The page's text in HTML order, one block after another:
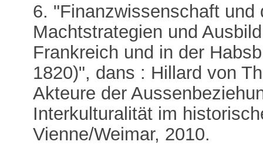
6. "Finanzwissenschaft
Machtstrategien und
Frankreich und in der
1820)", dans : Hillard von
Akteure der
Interkulturalität im
Vienne/Weimar, 2010.